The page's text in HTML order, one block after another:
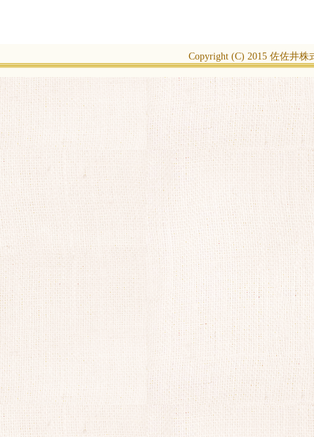
Copyright (C) 2015佐佐井株